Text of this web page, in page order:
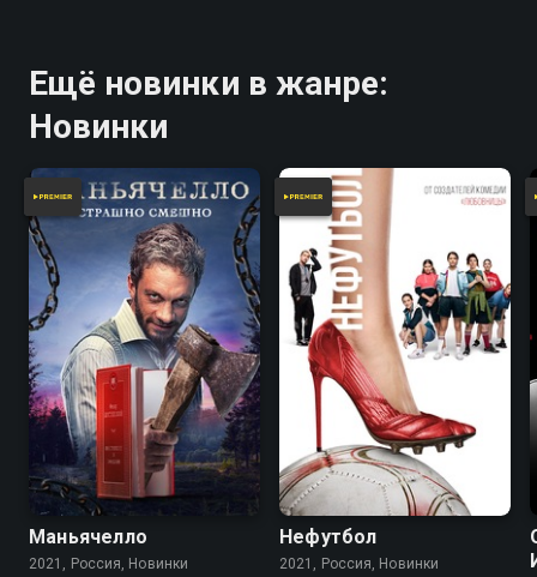
Ещё новинки в жанре:
Новинки
Маньячелло
2021, Россия, Новинки
Нефутбол
2021, Россия, Новинки